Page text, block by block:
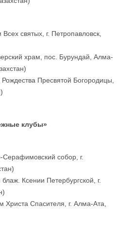
Всех святых, г. Петропавловск,
храм, пос. Бурундай, Алма-
Рождества Пресвятой Богородицы,
клубы»
Серафимовский собор, г.
Ксении Петербургской, г.
Христа Спасителя, г. Алма-Ата,